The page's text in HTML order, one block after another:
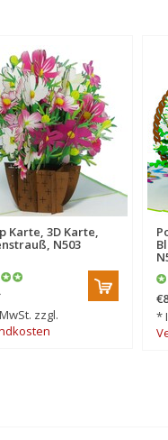
Karte, 3D Karte,
N503
zzgl.
*